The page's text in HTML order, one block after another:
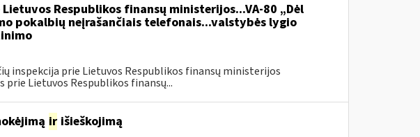
Respublikos finansų ministerijos...VA-80 „Dėl
pokalbių neįrašančiais telefonais...valstybės lygio
inspekcija prie Lietuvos Respublikos finansų ministerijos
Lietuvos Respublikos finansų...
irišieškojimą